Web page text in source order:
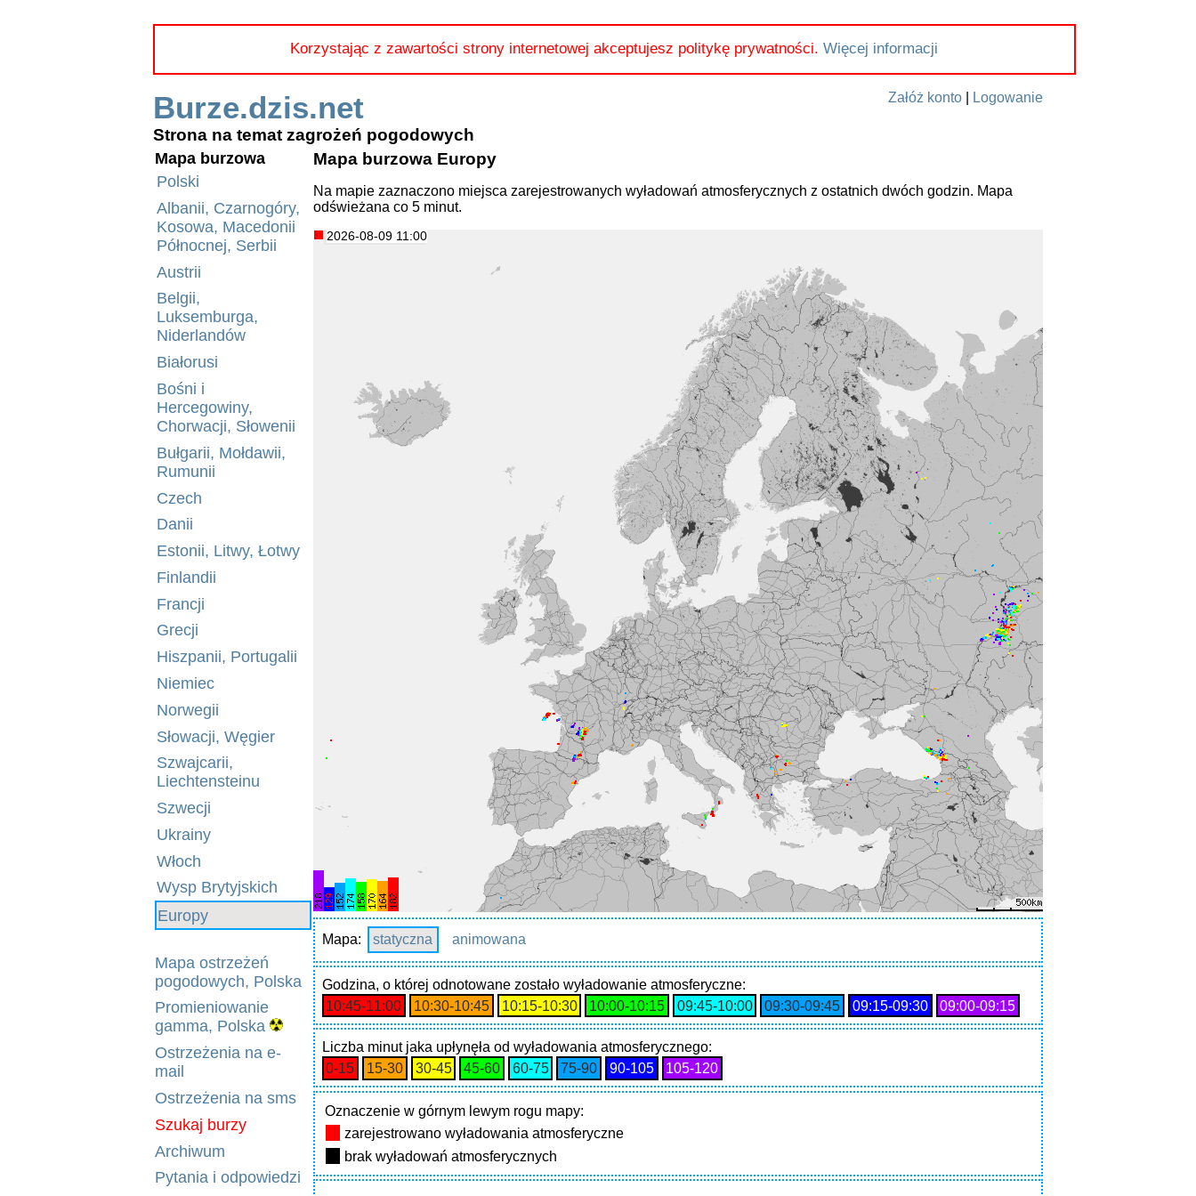
Korzystając z zawartości strony internetowej akceptujesz politykę prywatności.Więcej informacji
Burze.dzis.net
Strona na temat zagrożeń pogodowych
Załóż konto Logowanie
Mapa burzowa
Polski
Albanii, Czarnogóry,
Kosowa, Macedonii
Północnej, Serbii
Austrii
Belgii,
Luksemburga,
Niderlandów
Białorusi
Bośni i
Hercegowiny,
Chorwacji, Słowenii
Bułgarii, Mołdawii,
Rumunii
Czech
Danii
Estonii, Litwy, Łotwy
Finlandii
Francji
Grecji
Hiszpanii, Portugalii
Niemiec
Norwegii
Słowacji, Węgier
Szwajcarii,
Liechtensteinu
Szwecji
Ukrainy
Włoch
Wysp Brytyjskich
Europy
Mapa ostrzeżeń
pogodowych, Polska
Promieniowanie
gamma, Polska
Ostrzeżenia na e-
mail
Ostrzeżenia na sms
Szukaj burzy
Archiwum
Pytania i odpowiedzi
Mapa burzowa Europy
Na mapie zaznaczono miejsca zarejestrowanych wyładowań atmosferycznych z ostatnich dwóch godzin. Mapa
odświeżana co 5 minut.
2026-08-09 11:00
Mapa: statyczna animowana
Godzina, o której odnotowane zostało wyładowanie atmosferyczne:
10:45‑11:00
10:30‑10:45 10:15‑10:30 10:00‑10:15 09:45‑10:00 09:30‑09:45 09:15‑09:30 09:00‑09:15
Liczba minut jaka upłynęła od wyładowania atmosferycznego:
0‑15
15‑30 30‑45 45‑60 60‑75 75‑90 90‑105 105‑120
Oznaczenie w górnym lewym rogu mapy:
zarejestrowano wyładowania atmosferyczne
brak wyładowań atmosferycznych